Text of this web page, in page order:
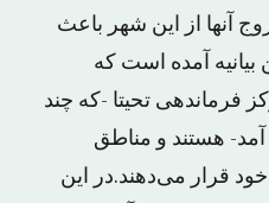
آنها از این شهر باعث
آمده است که
فرماندهی تحیتا -که چند
آمد- هستند و مناطق
قرار می‌دهند.در این